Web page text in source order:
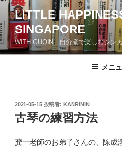
テ
ン
ツ
LITTLE
SINGAPORE
WITH GUQIN : 自分流で楽しむシ
メニ
投
日:
2021-05-15 投稿者: KANRININ
古琴の練習方法
龚一老師のお弟子さんの、陈成